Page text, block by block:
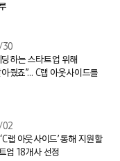
30
하는 스타트업 위해
아줬죠”… C랩 아웃사이드를
02
랩 아웃사이드’ 통해 지원할
업 18개사 선정